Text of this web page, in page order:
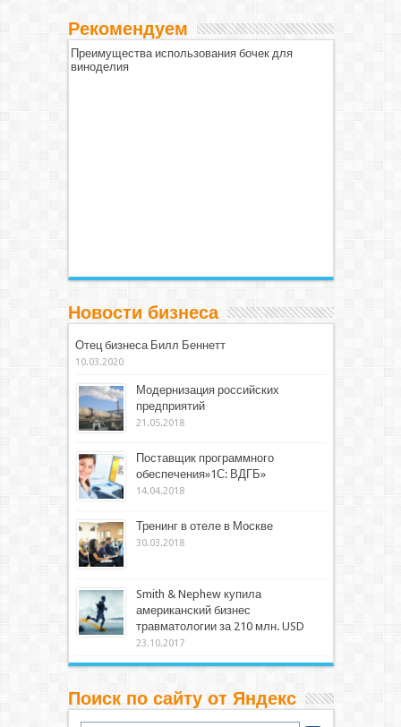
Рекомендуем
Преимущества использования бочек для
виноделия
Новости бизнеса
Отец бизнеса Билл Беннетт
10.03.2020
Модернизация российских
предприятий
21.05.2018
Поставщик программного
обеспечения»1С: ВДГБ»
14.04.2018
Тренинг в отеле в Москве
30.03.2018
Smith & Nephew купила
американский бизнес
травматологии за 210 млн. USD
23.10.2017
Поиск по сайту от Яндекс